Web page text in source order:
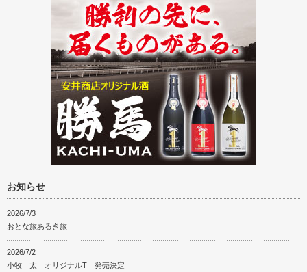
お知らせ
2026/7/3
おとな旅あるき旅
2026/7/2
小牧 太 オリジナルT 発売決定